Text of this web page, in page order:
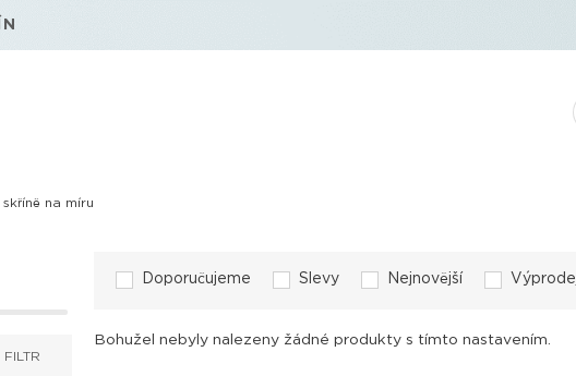
skříně na míru
FILTR
Doporučujeme Slevy Nejnovější Výprodej
Bohužel nebyly nalezeny žádné produkty s tímto nastavením.